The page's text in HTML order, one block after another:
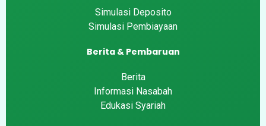
Simulasi Deposito
Simulasi Pembiayaan
Berita & Pembaruan
Berita
Informasi Nasabah
Edukasi Syariah